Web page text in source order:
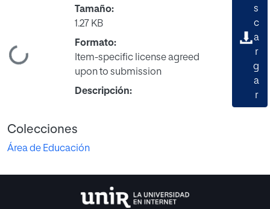
Cargando...
Tamaño:
1.27 KB
Formato:
Item-specific license agreed
upon to submission
Descripción:
s
c
a
r
g
a
r
Colecciones
Área de Educación